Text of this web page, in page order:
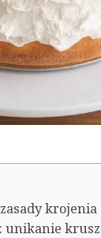
unikanie